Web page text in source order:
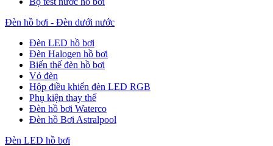
Đèn hồ bơi - Đèn dưới nước
Đèn LED hồ bơi
Đèn Halogen hồ bơi
Biến thế đèn hồ bơi
Vỏ đèn
Hộp điều khiển đèn LED RGB
Phụ kiện thay thế
Đèn hồ bơi Waterco
Đèn hồ Bơi Astralpool
Đèn LED hồ bơi